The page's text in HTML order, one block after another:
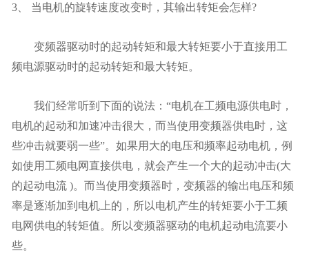
3、 当电机的旋转速度改变时，其输出转矩会怎样?
变频器驱动时的起动转矩和最大转矩要小于直接用工
频电源驱动时的起动转矩和最大转矩。
我们经常听到下面的说法：“电机在工频电源供电时，
电机的起动和加速冲击很大，而当使用变频器供电时，这
些冲击就要弱一些”。如果用大的电压和频率起动电机，例
如使用工频电网直接供电，就会产生一个大的起动冲击(大
的起动电流 )。而当使用变频器时，变频器的输出电压和频
率是逐渐加到电机上的，所以电机产生的转矩要小于工频
电网供电的转矩值。所以变频器驱动的电机起动电流要小
些。